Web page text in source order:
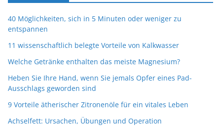
40 Möglichkeiten, sich in 5 Minuten oder weniger zu
entspannen
11 wissenschaftlich belegte Vorteile von Kalkwasser
Welche Getränke enthalten das meiste Magnesium?
Heben Sie Ihre Hand, wenn Sie jemals Opfer eines Pad-
Ausschlags geworden sind
9 Vorteile ätherischer Zitronenöle für ein vitales Leben
Achselfett: Ursachen, Übungen und Operation